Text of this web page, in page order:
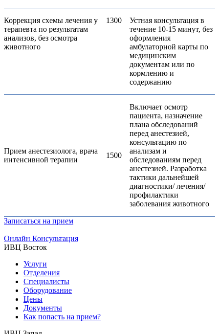
Коррекция схемы лечения у
терапевта по результатам
анализов, без осмотра
животного
1300
Устная консультация в
течение 10-15 минут, без
оформления
амбулаторной карты по
медицинским
документам или по
кормлению и
содержанию
Прием анестезиолога, врача
интенсивной терапии
1500
Включает осмотр
пациента, назначение
плана обследований
перед анестезией,
консультацию по
анализам и
обследованиям перед
анестезией. Разработка
тактики дальнейшей
диагностики/ лечения/
профилактики
заболевания животного
Записаться на прием
Онлайн Консультация
ИВЦ Восток
Услуги
Отделения
Специалисты
Оборудование
Цены
Документы
Как попасть на прием?